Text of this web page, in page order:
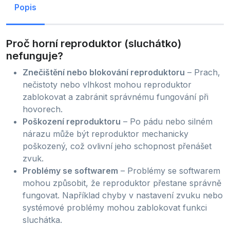
Popis
Proč horní reproduktor (sluchátko)
nefunguje?
Znečištění nebo blokování reproduktoru – Prach,
nečistoty nebo vlhkost mohou reproduktor
zablokovat a zabránit správnému fungování při
hovorech.
Poškození reproduktoru – Po pádu nebo silném
nárazu může být reproduktor mechanicky
poškozený, což ovlivní jeho schopnost přenášet
zvuk.
Problémy se softwarem – Problémy se softwarem
mohou způsobit, že reproduktor přestane správně
fungovat. Například chyby v nastavení zvuku nebo
systémové problémy mohou zablokovat funkci
sluchátka.